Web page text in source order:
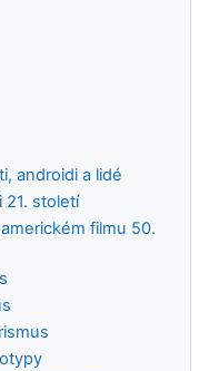
androidi a lidé
21. století
filmu 50.